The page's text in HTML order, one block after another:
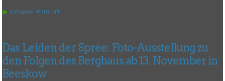
Kategorie:Wirtschaft
Das Leiden der Spree: Foto-Ausstellung zu
den Folgen des Bergbaus ab 13. November in
Beeskow